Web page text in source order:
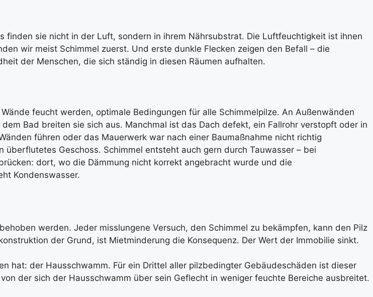
finden sie nicht in der Luft, sondern in ihrem Nährsubstrat. Die Luftfeuchtigkeit ist ihnen
wir meist Schimmel zuerst. Und erste dunkle Flecken zeigen den Befall – die
der Menschen, die sich ständig in diesen Räumen aufhalten.
feucht werden, optimale Bedingungen für alle Schimmelpilze. An Außenwänden
Bad breiten sie sich aus. Manchmal ist das Dach defekt, ein Fallrohr verstopft oder in
führen oder das Mauerwerk war nach einer Baumaßnahme nicht richtig
Geschoss. Schimmel entsteht auch gern durch Tauwasser – bei
dort, wo die Dämmung nicht korrekt angebracht wurde und die
Kondenswasser.
werden. Jeder misslungene Versuch, den Schimmel zu bekämpfen, kann den Pilz
der Grund, ist Mietminderung die Konsequenz. Der Wert der Immobilie sinkt.
hat: der Hausschwamm. Für ein Drittel aller pilzbedingter Gebäudeschäden ist dieser
der sich der Hausschwamm über sein Geflecht in weniger feuchte Bereiche ausbreitet.